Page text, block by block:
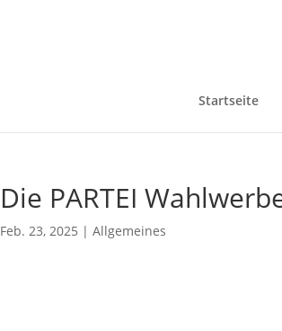
Startseite
Die PARTEI
Feb. 23, 2025 |Allgemeines